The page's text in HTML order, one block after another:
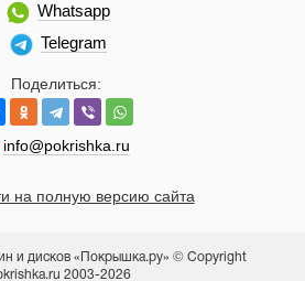
Поделиться:
info@pokrishka.ru
Whatsapp
Telegram
на полную версию сайта
и дисков «Покрышка.ру» © Copyright
2003-2026